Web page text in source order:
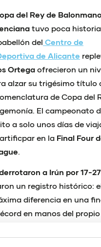
del Rey de
tuvo poca
del Centro de
de Alicante
Ortega ofrecieron un
alzar su trigésimo título
de Copa del
El campeonato
a solo unos días de
en la Final Four
a Irún por 17-27
un registro histórico:
diferencia en una
en manos del